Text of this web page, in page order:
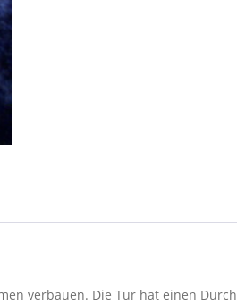
verbauen. Die Tür hat einen